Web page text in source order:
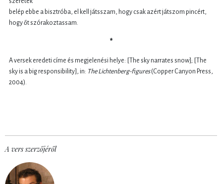
belép ebbe a bisztróba, el kell játsszam, hogy csak azért játszom pincért,
hogy őt szórakoztassam.
*
A versek eredeti címe és megjelenési helye: [The sky narrates snow]; [The
sky is a big responsibility], in: The Lichtenberg-figures(Copper Canyon Press,
2004).
A vers szerzőjéről